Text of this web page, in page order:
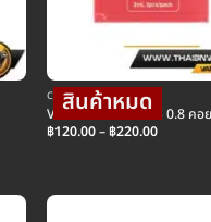
COIL คอยล์บุหรี่ไฟฟ้า
VAPORESSO XROS 0.8 ค
฿120.00–฿220.00Price